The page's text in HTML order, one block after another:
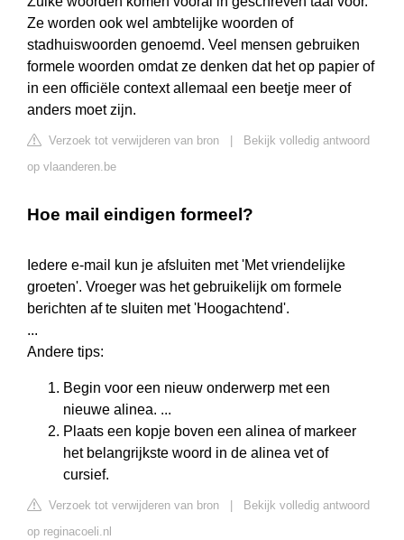
Ze worden ook wel ambtelijke woorden of
stadhuiswoorden genoemd. Veel mensen gebruiken
formele woorden omdat ze denken dat het op papier of
in een officiële context allemaal een beetje meer of
anders moet zijn.
Verzoek tot verwijderen van bron
Bekijk volledig antwoord
op vlaanderen.be
Hoe mail eindigen formeel?
Iedere e-mail kun je afsluiten met 'Met vriendelijke
groeten'. Vroeger was het gebruikelijk om formele
berichten af te sluiten met 'Hoogachtend'.
...
Andere tips:
Begin voor een nieuw onderwerp met een
nieuwe alinea. ...
Plaats een kopje boven een alinea of markeer
het belangrijkste woord in de alinea vet of
cursief.
Verzoek tot verwijderen van bron
Bekijk volledig antwoord
op reginacoeli.nl